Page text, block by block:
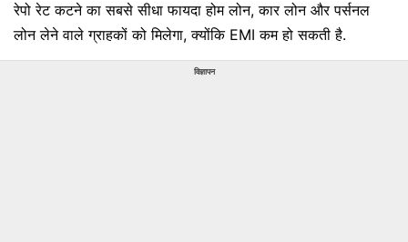
रेपो रेट कटने का सबसे सीधा फायदा होम लोन, कार लोन और पर्सनल
लोन लेने वाले ग्राहकों को मिलेगा, क्योंकि EMI कम हो सकती है.
विज्ञापन